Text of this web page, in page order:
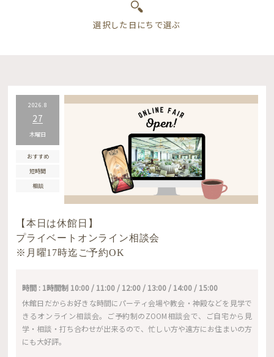
2026.8
27
木曜日
おすすめ
短時間
相談
【本日は休館日】
プライベートオンライン相談会
※月曜17時迄ご予約OK
時間 : 1時間制 10:00 / 11:00 / 12:00 / 13:00 / 14:00 / 15:00
休館日だからお好きな時間にパーティ会場や教会・神殿などを見学で
きるオンライン相談会。ご予約制のZOOM相談会で、ご自宅から見
学・相談・打ち合わせが出来るので、忙しい方や遠方にお住まいの方
にも大好評。